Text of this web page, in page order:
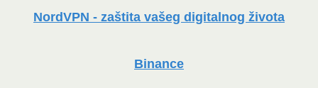
NordVPN - zaštita vašeg digitalnog života
Binance